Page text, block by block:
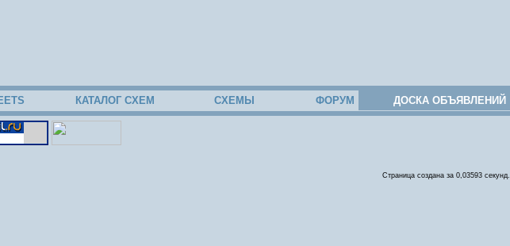
КАТАЛОГ СХЕМ СХЕМЫ ФОРУМ ДОСКА ОБЪЯВЛЕНИЙ
Страница создана за 0,03593 секунд.